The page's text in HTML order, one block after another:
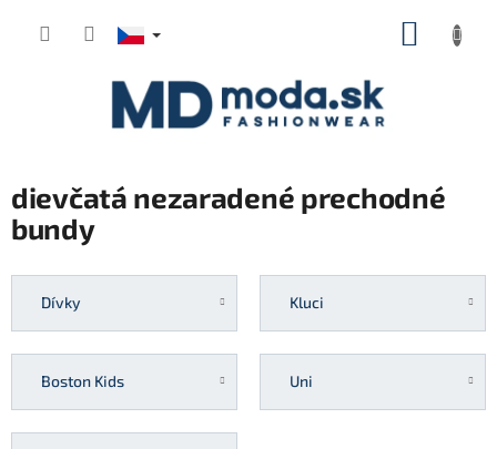
dievčatá nezaradené prechodné
bundy
Dívky Kluci
Boston Kids Uni